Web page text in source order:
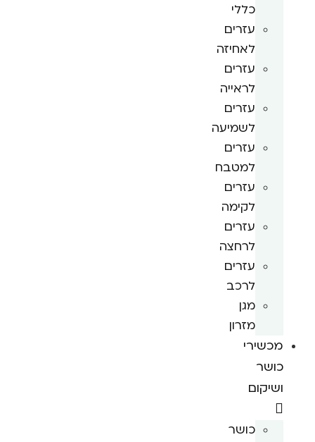
כללי
עזרים
לאחיזה
עזרים
לראייה
עזרים
לשמיעה
עזרים
למטבח
עזרים
לקימה
עזרים
לרחצה
עזרים
לרכב
מגן
מזרון
מכשירי
כושר
ושיקום
כושר